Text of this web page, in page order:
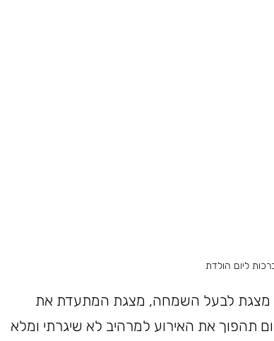
ליום הולדת
מצגת לבעל השמחה, מצגת המתעדת את
תהפוך את האירוע למרהיב לא שיגרתי ומלא